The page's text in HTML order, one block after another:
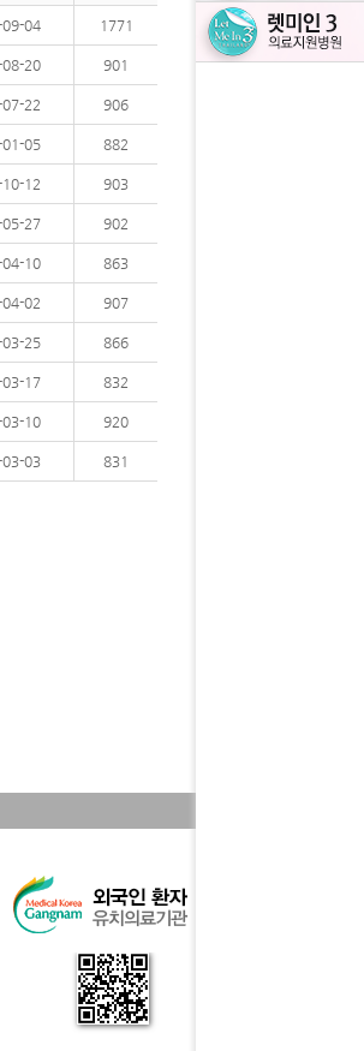
04 1771
20 901
22 906
05 882
12 903
27 902
10 863
02 907
25 866
17 832
10 920
03 831